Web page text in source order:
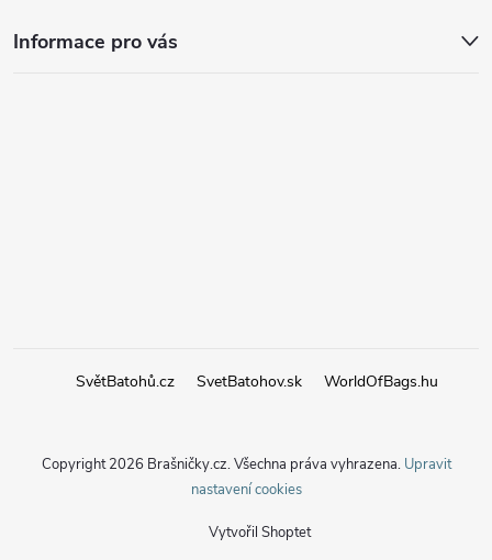
Informace pro vás
SvětBatohů.cz SvetBatohov.sk WorldOfBags.hu
Vytvořil Shoptet
Copyright 2026 Brašničky.cz. Všechna práva vyhrazena. Upravit
nastavení cookies